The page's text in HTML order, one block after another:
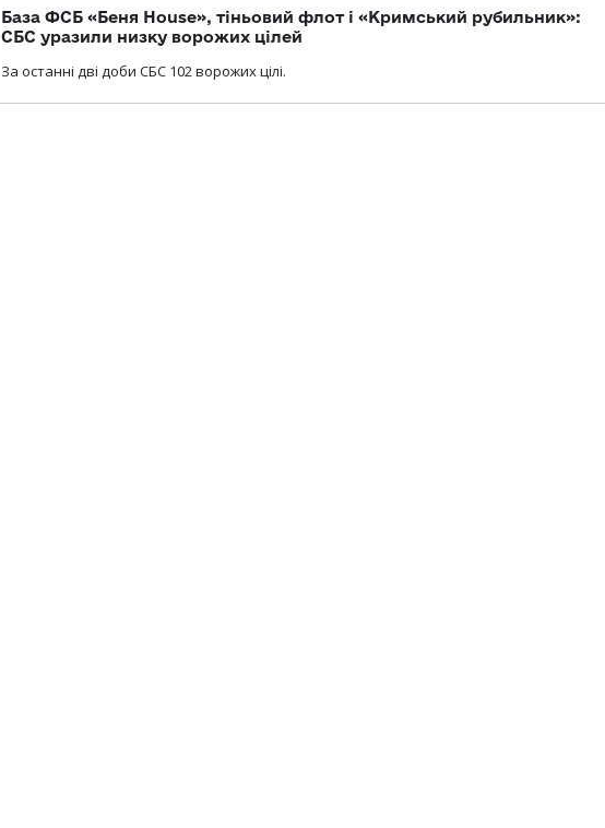
База ФСБ «Беня House», тіньовий флот і «Кримський рубильник»:
СБС уразили низку ворожих цілей
За останні дві доби СБС 102 ворожих цілі.